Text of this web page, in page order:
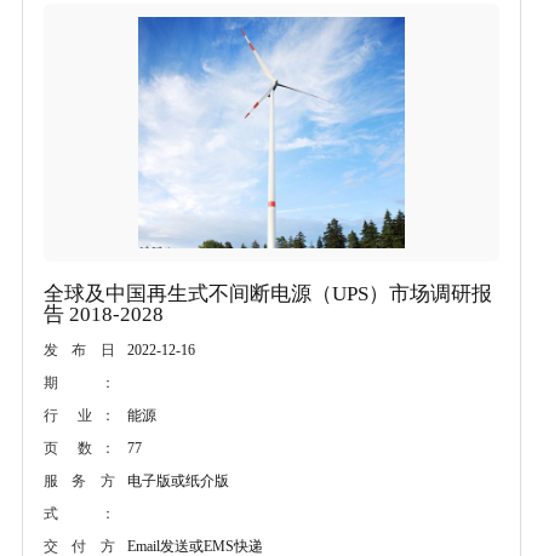
全球及中国再生式不间断电源（UPS）市场调研报
告 2018-2028
发布日
期：
2022-12-16
行 业：
能源
页 数：
77
服务方
式：
电子版或纸介版
交付方
Email发送或EMS快递